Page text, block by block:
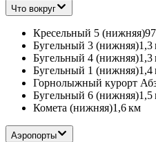
Что вокруг
Кресельный 5 (нижняя)
Бугельный 3 (нижняя)1,3
Бугельный 4 (нижняя)1,3
Бугельный 1 (нижняя)1,4
Горнолыжный курорт
Бугельный 6 (нижняя)1,5
Комета (нижняя)1,6 км
Аэропорты